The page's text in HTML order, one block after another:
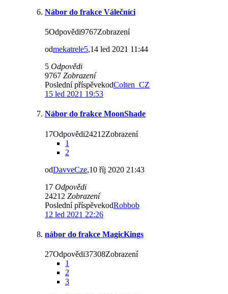
Nábor do frakce Válečníci
5Odpovědi9767Zobrazení
odmekatrele5,14 led 2021 11:44
5 Odpovědi
9767 Zobrazení
Poslední příspěvekodColten_CZ
15 led 2021 19:53
Nábor do frakce MoonShade
17Odpovědi24212Zobrazení
1
2
odDavveCze,10 říj 2020 21:43
17 Odpovědi
24212 Zobrazení
Poslední příspěvekodRobbob
12 led 2021 22:26
nábor do frakce MagicKings
27Odpovědi37308Zobrazení
1
2
3